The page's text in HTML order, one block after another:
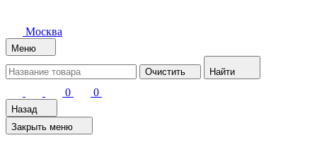
Москва
Меню
Очистить Найти
0 0
Назад
Закрыть меню